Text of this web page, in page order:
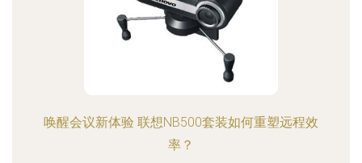
唤醒会议新体验 联想NB500套装如何重塑远程效
率？